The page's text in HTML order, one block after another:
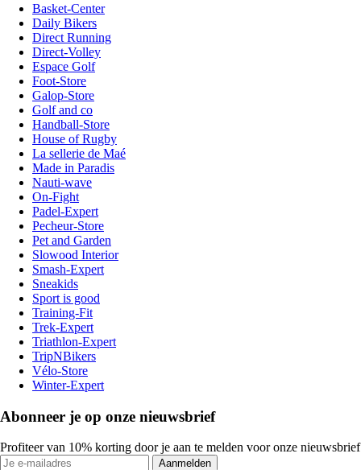
Basket-Center
Daily Bikers
Direct Running
Direct-Volley
Espace Golf
Foot-Store
Galop-Store
Golf and co
Handball-Store
House of Rugby
La sellerie de Maé
Made in Paradis
Nauti-wave
On-Fight
Padel-Expert
Pecheur-Store
Pet and Garden
Slowood Interior
Smash-Expert
Sneakids
Sport is good
Training-Fit
Trek-Expert
Triathlon-Expert
TripNBikers
Vélo-Store
Winter-Expert
Abonneer je op onze nieuwsbrief
Profiteer van 10% korting door je aan te melden voor onze nieuwsbrief
Aanmelden